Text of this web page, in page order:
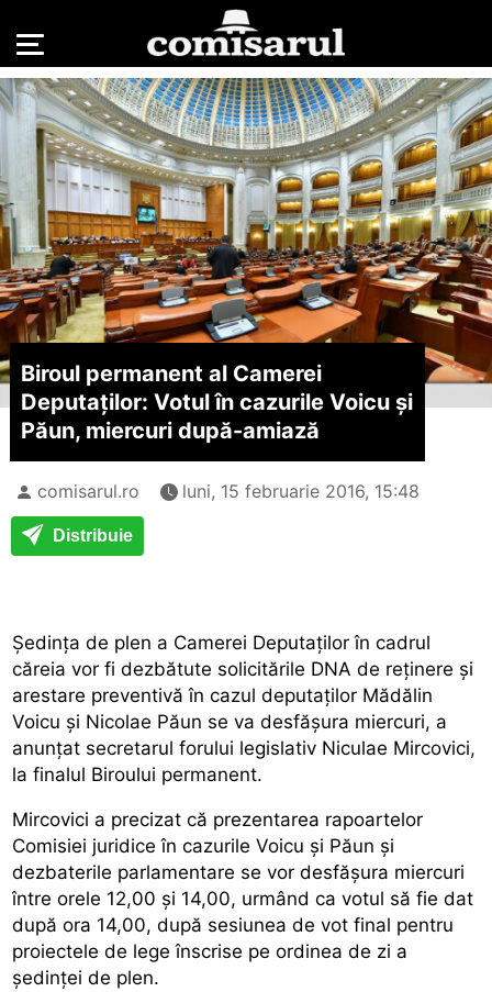
Biroul permanent al Camerei
Deputaților: Votul în cazurile Voicu și
Păun, miercuri după-amiază
comisarul.ro luni, 15 februarie 2016, 15:48
Distribuie
Ședința de plen a Camerei Deputaților în cadrul
căreia vor fi dezbătute solicitările DNA de reținere și
arestare preventivă în cazul deputaților Mădălin
Voicu și Nicolae Păun se va desfășura miercuri, a
anunțat secretarul forului legislativ Niculae Mircovici,
la finalul Biroului permanent.
Mircovici a precizat că prezentarea rapoartelor
Comisiei juridice în cazurile Voicu și Păun și
dezbaterile parlamentare se vor desfășura miercuri
între orele 12,00 și 14,00, urmând ca votul să fie dat
după ora 14,00, după sesiunea de vot final pentru
proiectele de lege înscrise pe ordinea de zi a
ședinței de plen.